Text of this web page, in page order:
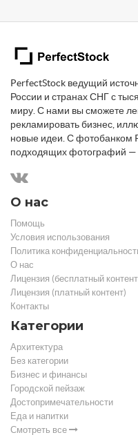
PerfectStock ведущий
России и странах СНГ с
миру. С нами вы сможете
рекламировать бизнес,
новые идеи. С фотобанком
подходящих фотографий —
О нас
Помощь
Условия использования
Политика
О нас
Лицензия (бесплатный
Лицензия (платный контент)
Контакты
Категории
Архитектура
Без категории
Бизнес и финансы
Городской пейзаж
Достопримечательности
Еда и напитки
Смотреть все